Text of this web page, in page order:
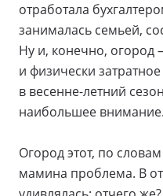
отработала
занималась семьей,
Ну и, конечно,
и физически
в весенне-летний
наибольшее внимание.
Огород этот, по
мамина проблема. В